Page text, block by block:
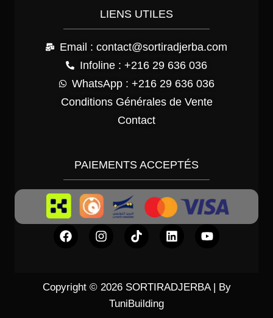
LIENS UTILES
Email : contact@sortiradjerba.com
Infoline : +216 29 636 036
WhatsApp : +216 29 636 036
Conditions Générales de Vente
Contact
PAIEMENTS ACCEPTÉS
Copyright © 2026 SORTIRADJERBA | By
TuniBuilding